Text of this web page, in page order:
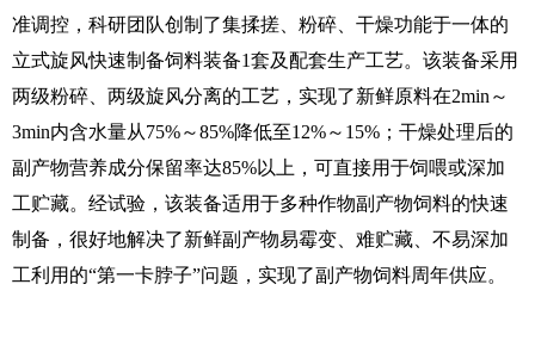
准调控，科研团队创制了集揉搓、粉碎、干燥功能于一体的
立式旋风快速制备饲料装备1套及配套生产工艺。该装备采用
两级粉碎、两级旋风分离的工艺，实现了新鲜原料在2min～
3min内含水量从75%～85%降低至12%～15%；干燥处理后的
副产物营养成分保留率达85%以上，可直接用于饲喂或深加
工贮藏。经试验，该装备适用于多种作物副产物饲料的快速
制备，很好地解决了新鲜副产物易霉变、难贮藏、不易深加
工利用的“第一卡脖子”问题，实现了副产物饲料周年供应。